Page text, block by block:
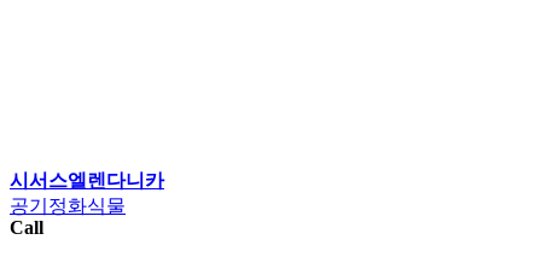
시서스엘렌다니카
공기정화식물
Call